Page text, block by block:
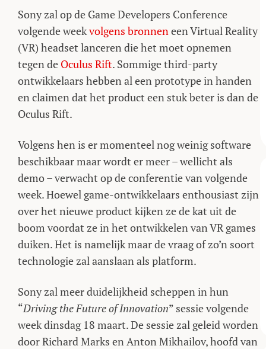
Sony zal op de Game Developers Conference
volgende weekvolgens bronnen een Virtual Reality
(VR) headset lanceren die het moet opnemen
tegen de Oculus Rift. Sommige third-party
ontwikkelaars hebben al een prototype in handen
en claimen dat het product een stuk beter is dan de
Oculus Rift.
Volgens hen is er momenteel nog weinig software
beschikbaar maar wordt er meer – wellicht als
demo – verwacht op de conferentie van volgende
week. Hoewel game-ontwikkelaars enthousiast zijn
over het nieuwe product kijken ze de kat uit de
boom voordat ze in het ontwikkelen van VR games
duiken. Het is namelijk maar de vraag of zo’n soort
technologie zal aanslaan als platform.
Sony zal meer duidelijkheid scheppen in hun
“Driving the Future of Innovation” sessie volgende
week dinsdag 18 maart. De sessie zal geleid worden
door Richard Marks en Anton Mikhailov, hoofd van